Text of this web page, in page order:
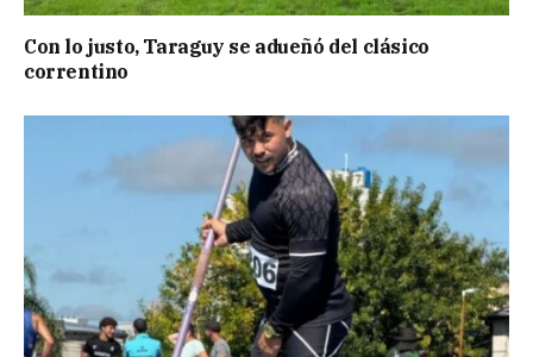
Con lo justo, Taraguy se adueñó del clásico
correntino